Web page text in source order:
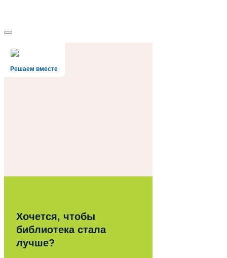
Решаем вместе
Хочется, чтобы
библиотека стала
лучше?